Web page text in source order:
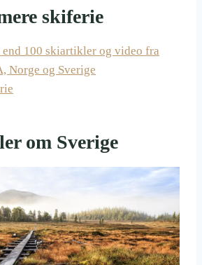
skiferie
100 skiartikler og video fra
Norge og Sverige
om Sverige